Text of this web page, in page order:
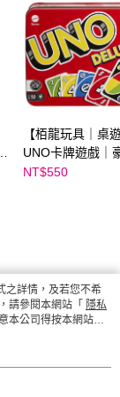
【栢龍玩具｜桌
UNO卡牌遊戲｜
盒裝版
NT$550
之詳情，及若您不希
請參閱本網站「 隱私
本公司得按本網站使